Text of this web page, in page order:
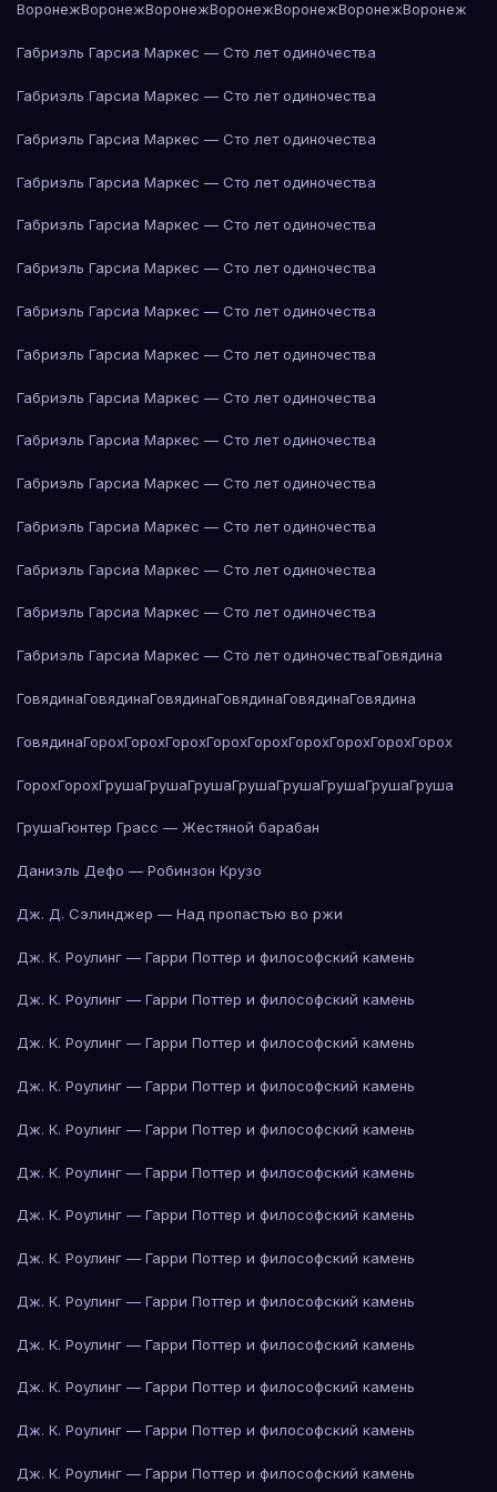
ВоронежВоронежВоронежВоронежВоронежВоронежВоронеж
Габриэль Гарсиа Маркес — Сто лет одиночества
Габриэль Гарсиа Маркес — Сто лет одиночества
Габриэль Гарсиа Маркес — Сто лет одиночества
Габриэль Гарсиа Маркес — Сто лет одиночества
Габриэль Гарсиа Маркес — Сто лет одиночества
Габриэль Гарсиа Маркес — Сто лет одиночества
Габриэль Гарсиа Маркес — Сто лет одиночества
Габриэль Гарсиа Маркес — Сто лет одиночества
Габриэль Гарсиа Маркес — Сто лет одиночества
Габриэль Гарсиа Маркес — Сто лет одиночества
Габриэль Гарсиа Маркес — Сто лет одиночества
Габриэль Гарсиа Маркес — Сто лет одиночества
Габриэль Гарсиа Маркес — Сто лет одиночества
Габриэль Гарсиа Маркес — Сто лет одиночества
Габриэль Гарсиа Маркес — Сто лет одиночестваГовядина
ГовядинаГовядинаГовядинаГовядинаГовядинаГовядина
ГовядинаГорохГорохГорохГорохГорохГорохГорохГорохГорох
ГорохГорохГрушаГрушаГрушаГрушаГрушаГрушаГрушаГруша
ГрушаГюнтер Грасс — Жестяной барабан
Даниэль Дефо — Робинзон Крузо
Дж. Д. Сэлинджер — Над пропастью во ржи
Дж. К. Роулинг — Гарри Поттер и философский камень
Дж. К. Роулинг — Гарри Поттер и философский камень
Дж. К. Роулинг — Гарри Поттер и философский камень
Дж. К. Роулинг — Гарри Поттер и философский камень
Дж. К. Роулинг — Гарри Поттер и философский камень
Дж. К. Роулинг — Гарри Поттер и философский камень
Дж. К. Роулинг — Гарри Поттер и философский камень
Дж. К. Роулинг — Гарри Поттер и философский камень
Дж. К. Роулинг — Гарри Поттер и философский камень
Дж. К. Роулинг — Гарри Поттер и философский камень
Дж. К. Роулинг — Гарри Поттер и философский камень
Дж. К. Роулинг — Гарри Поттер и философский камень
Дж. К. Роулинг — Гарри Поттер и философский камень